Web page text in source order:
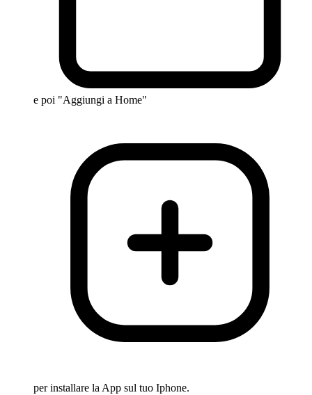
e poi "Aggiungi a Home"
per installare la App sul tuo Iphone.